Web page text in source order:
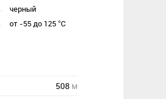
черный
от -55 до 125 °C
508 м